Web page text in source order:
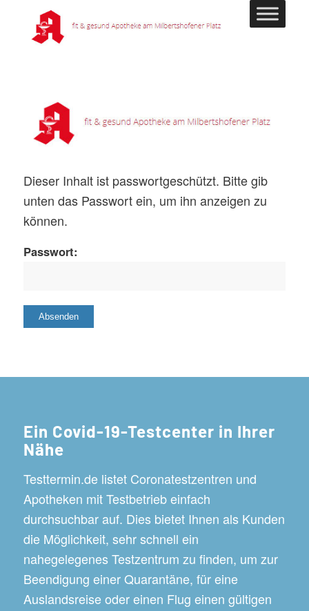
Dieser Inhalt ist passwortgeschützt. Bitte gib
unten das Passwort ein, um ihn anzeigen zu
können.
Passwort:
Ein Covid-19-Testcenter in Ihrer
Nähe
Testtermin.de listet Coronatestzentren und
Apotheken mit Testbetrieb einfach
durchsuchbar auf. Dies bietet Ihnen als Kunden
die Möglichkeit, sehr schnell ein
nahegelegenes Testzentrum zu finden, um zur
Beendigung einer Quarantäne, für eine
Auslandsreise oder einen Flug einen gültigen